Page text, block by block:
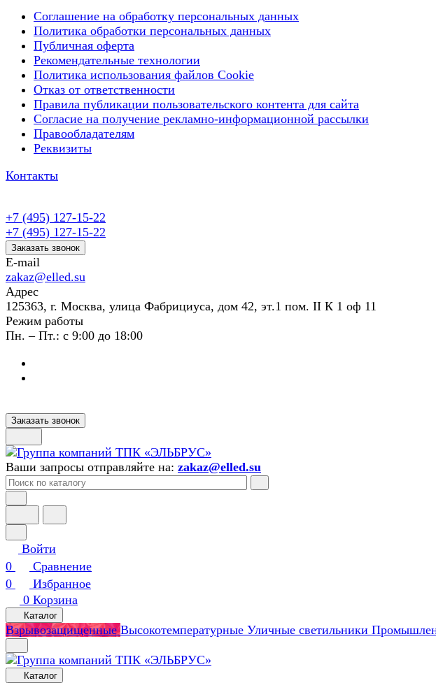
Соглашение на обработку персональных данных
Политика обработки персональных данных
Публичная оферта
Рекомендательные технологии
Политика использования файлов Cookie
Отказ от ответственности
Правила публикации пользовательского контента для сайта
Согласие на получение рекламно-информационной рассылки
Правообладателям
Реквизиты
Контакты
+7 (495) 127-15-22
+7 (495) 127-15-22
Заказать звонок
E-mail
zakaz@elled.su
Адрес
125363, г. Москва, улица Фабрициуса, дом 42, эт.1 пом. II К 1 оф 11
Режим работы
Пн. – Пт.: с 9:00 до 18:00
Заказать звонок
Ваши запросы отправляйте на: zakaz@elled.su
Войти
0
Сравнение
0
Избранное
0 Корзина
Каталог
Взрывозащищенные Высокотемпературные Уличные светильники
Каталог